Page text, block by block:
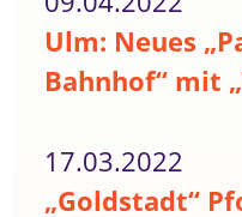
Ulm: Neues
Bahnhof“ mit
17.03.2022
„Goldstadt“